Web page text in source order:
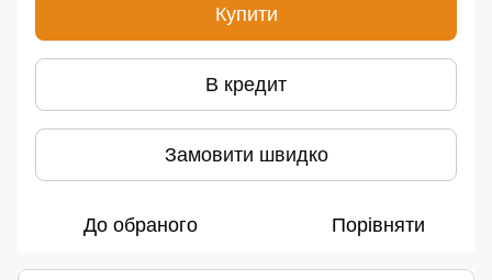
Купити
В кредит
Замовити швидко
До обраного Порівняти